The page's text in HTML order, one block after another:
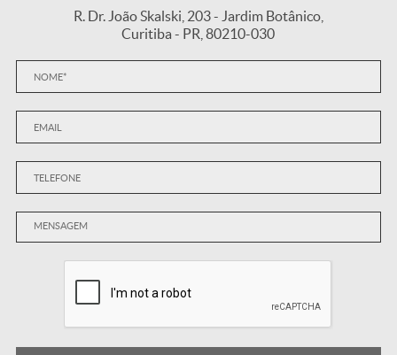
R. Dr. João Skalski, 203 - Jardim Botânico,
Curitiba - PR, 80210-030